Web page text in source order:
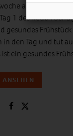
an. In den
1 des neuen
gesundes
den Tag und tut
ein gesundes